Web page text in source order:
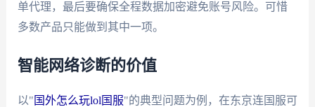
单代理，最后要确保全程数据加密避免账号风险。可惜
多数产品只能做到其中一项。
智能网络诊断的价值
以" 国外怎么玩lol国服"的典型问题为例，在东京连国服可